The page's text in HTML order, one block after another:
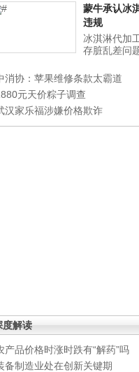
蒙牛承认冰
违规
冰淇淋代加
存脏乱差问题
消协：苹果维修条款太霸道
元天价粽子调查
汉家乐福涉嫌价格欺诈
度解读
产品价格时涨时跌有“解药”吗
备制造业处在创新关键期